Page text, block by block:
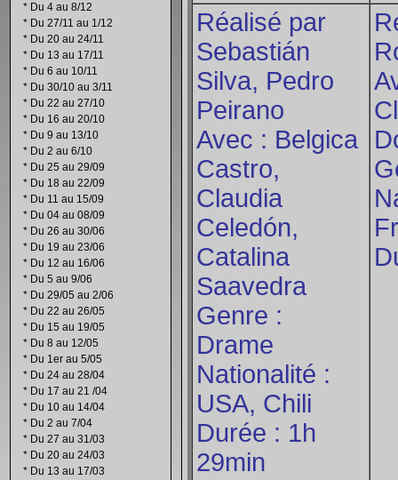
* Du 4 au 8/12
* Du 27/11 au 1/12
* Du 20 au 24/11
* Du 13 au 17/11
* Du 6 au 10/11
* Du 30/10 au 3/11
* Du 22 au 27/10
* Du 16 au 20/10
* Du 9 au 13/10
* Du 2 au 6/10
* Du 25 au 29/09
* Du 18 au 22/09
* Du 11 au 15/09
* Du 04 au 08/09
* Du 26 au 30/06
* Du 19 au 23/06
* Du 12 au 16/06
* Du 5 au 9/06
* Du 29/05 au 2/06
* Du 22 au 26/05
* Du 15 au 19/05
* Du 8 au 12/05
* Du 1er au 5/05
* Du 24 au 28/04
* Du 17 au 21 /04
* Du 10 au 14/04
* Du 2 au 7/04
* Du 27 au 31/03
* Du 20 au 24/03
* Du 13 au 17/03
Réalisé par
Sebastián
Silva, Pedro
Peirano
Avec : Belgica
Castro,
Claudia
Celedón,
Catalina
Saavedra
Genre :
Drame
Nationalité :
USA, Chili
Durée : 1h
29min